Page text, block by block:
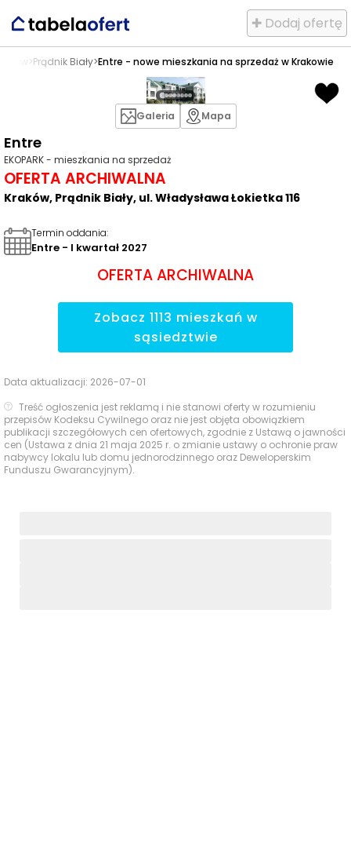
✚ Dodaj ofertę
>Prądnik Biały>Entre - nowe mieszkania na sprzedaż w Krakowie
Entre
EKOPARK - mieszkania na sprzedaż
OFERTA ARCHIWALNA
Kraków, Prądnik Biały, ul. Władysława Łokietka 116
Galeria Mapa
Termin oddania:
Entre - I kwartał 2027
OFERTA ARCHIWALNA
Zobacz 1113 mieszkań w
sąsiedztwie
Data aktualizacji: 2026-07-01
Treść ogłoszenia jest reklamą i nie stanowi oferty w rozumieniu
przepisów Kodeksu Cywilnego oraz nie jest objęta obowiązkiem
publikacji szczegółowych cen ofertowych, zgodnie z Ustawą o jawności
cen (Ustawa z dnia 21 maja 2025 r. o zmianie ustawy o ochronie praw
nabywcy lokalu lub domu jednorodzinnego oraz Deweloperskim
Funduszu Gwarancyjnym).